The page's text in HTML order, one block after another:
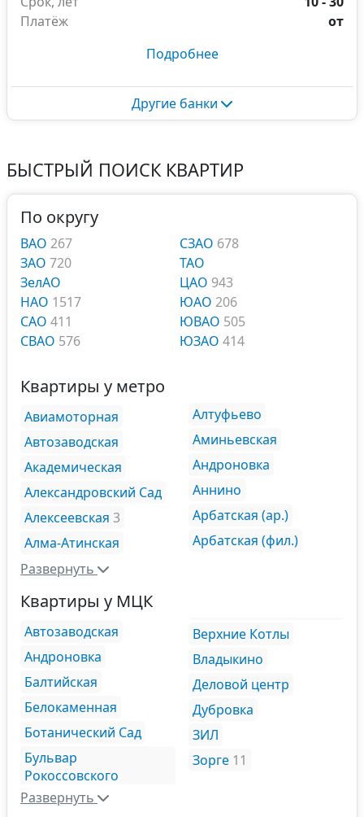
Платёж
от
Подробнее
Другие банки
БЫСТРЫЙ ПОИСК КВАРТИР
По округу
ВАО 267
ЗАО 720
ЗелАО
НАО 1517
САО 411
СВАО 576
СЗАО 678
ТАО
ЦАО 943
ЮАО 206
ЮВАО 505
ЮЗАО 414
Квартиры у метро
Авиамоторная
Автозаводская
Академическая
Александровский Сад
Алексеевская 3
Алма-Атинская
Алтуфьево
Аминьевская
Андроновка
Аннино
Арбатская (ар.)
Арбатская (фил.)
Развернуть
Квартиры у МЦК
Автозаводская
Андроновка
Балтийская
Белокаменная
Ботанический Сад
Бульвар
Рокоссовского
Верхние Котлы
Владыкино
Деловой центр
Дубровка
ЗИЛ
Зорге 11
Развернуть